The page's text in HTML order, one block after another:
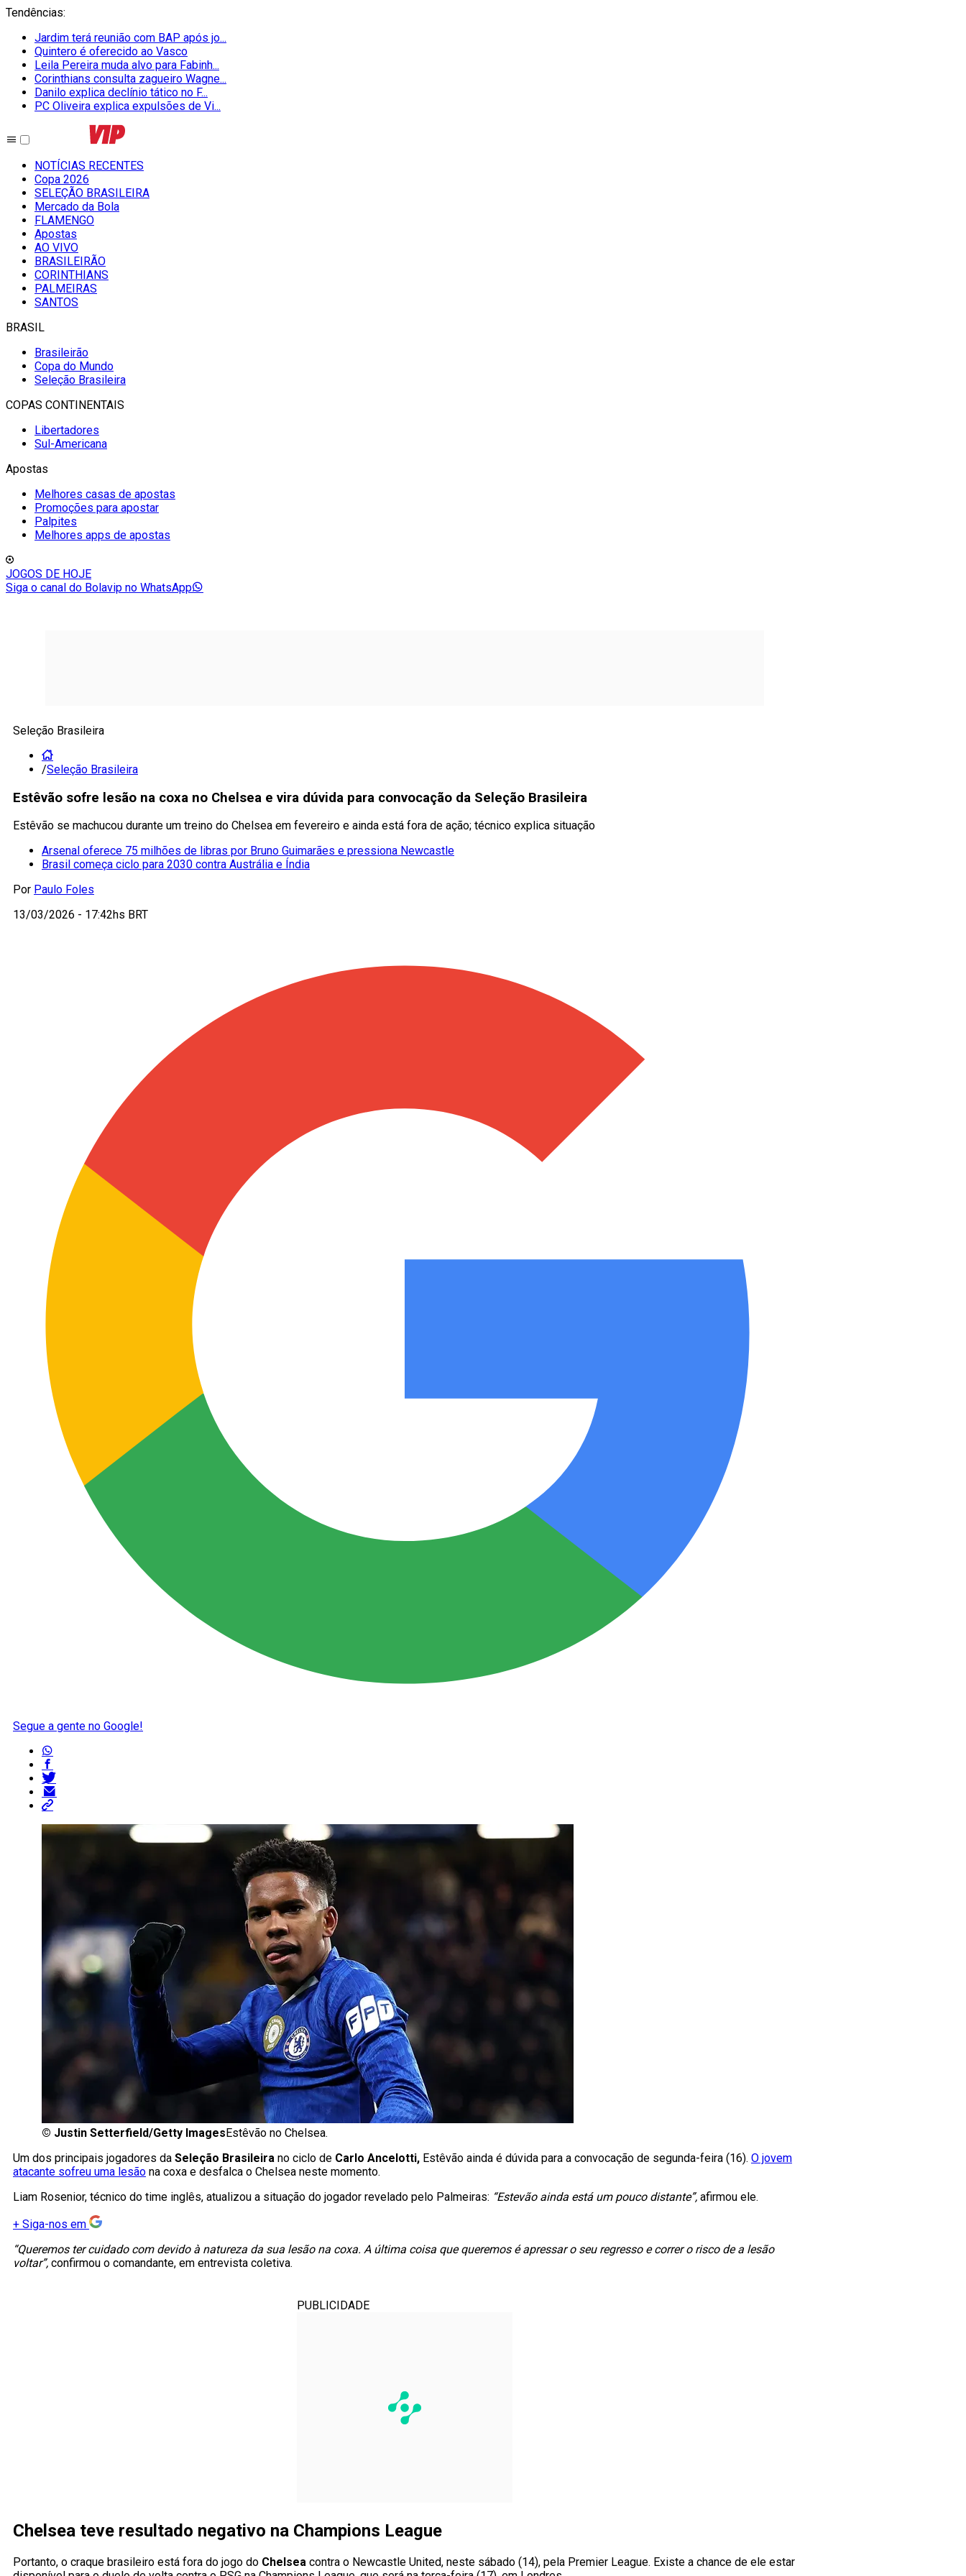
Tendências:
Jardim terá reunião com BAP após jo...
Quintero é oferecido ao Vasco
Leila Pereira muda alvo para Fabinh...
Corinthians consulta zagueiro Wagne...
Danilo explica declínio tático no F...
PC Oliveira explica expulsões de Vi...
NOTÍCIAS RECENTES
Copa 2026
SELEÇÃO BRASILEIRA
Mercado da Bola
FLAMENGO
Apostas
AO VIVO
BRASILEIRÃO
CORINTHIANS
PALMEIRAS
SANTOS
BRASIL
Brasileirão
Copa do Mundo
Seleção Brasileira
COPAS CONTINENTAIS
Libertadores
Sul-Americana
Apostas
Melhores casas de apostas
Promoções para apostar
Palpites
Melhores apps de apostas
JOGOS DE HOJE
Siga o canal do Bolavip no WhatsApp
Seleção Brasileira
/Seleção Brasileira
Estêvão sofre lesão na coxa no Chelsea e vira dúvida para convocação da Seleção Brasileira
Estêvão se machucou durante um treino do Chelsea em fevereiro e ainda está fora de ação; técnico explica situação
Arsenal oferece 75 milhões de libras por Bruno Guimarães e pressiona Newcastle
Brasil começa ciclo para 2030 contra Austrália e Índia
Por Paulo Foles
13/03/2026 - 17:42hs BRT
Segue a gente no Google!
© Justin Setterfield/Getty Images Estêvão no Chelsea.
Um dos principais jogadores da Seleção Brasileira no ciclo de Carlo Ancelotti, Estêvão ainda é dúvida para a convocação de segunda-feira (16). O jovem
atacante sofreu uma lesão na coxa e desfalca o Chelsea neste momento.
Liam Rosenior, técnico do time inglês, atualizou a situação do jogador revelado pelo Palmeiras: “Estevão ainda está um pouco distante”, afirmou ele.
+ Siga-nos em
“Queremos ter cuidado com devido à natureza da sua lesão na coxa. A última coisa que queremos é apressar o seu regresso e correr o risco de a lesão
voltar”, confirmou o comandante, em entrevista coletiva.
PUBLICIDADE
Chelsea teve resultado negativo na Champions League
Portanto, o craque brasileiro está fora do jogo do Chelsea contra o Newcastle United, neste sábado (14), pela Premier League. Existe a chance de ele estar